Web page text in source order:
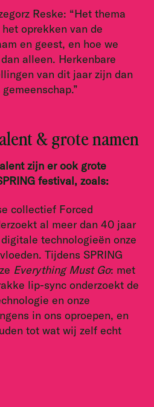
Reske: “Het thema
oprekken van de
en geest, en hoe we
alleen. Herkenbare
van dit jaar zijn dan
& grote namen
zijn er ook grote
festival, zoals:
collectief Forced
al meer dan 40 jaar
technologieën onze
Tijdens SPRING
Everything Must Go: met
lip-sync onderzoekt de
en onze
in ons oproepen, en
tot wat wij zelf echt